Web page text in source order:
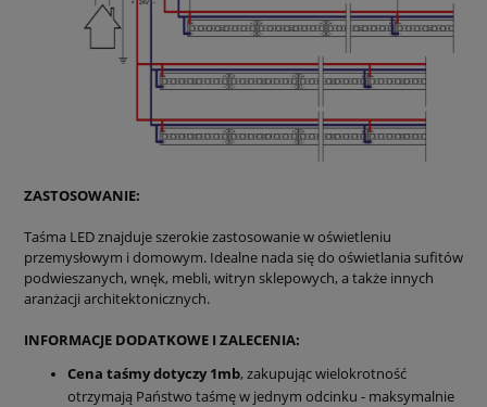
ZASTOSOWANIE:
Taśma LED znajduje szerokie zastosowanie w oświetleniu
przemysłowym i domowym. Idealne nada się do oświetlania sufitów
podwieszanych, wnęk, mebli, witryn sklepowych, a także innych
aranżacji architektonicznych.
INFORMACJE DODATKOWE I ZALECENIA:
Cena taśmy dotyczy 1mb, zakupując wielokrotność
otrzymają Państwo taśmę w jednym odcinku - maksymalnie